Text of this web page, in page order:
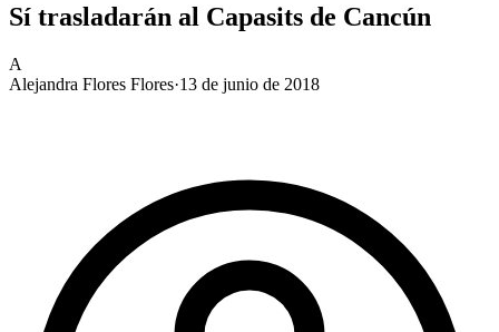
Sí trasladarán al Capasits de Cancún
A
Alejandra Flores Flores·13 de junio de 2018